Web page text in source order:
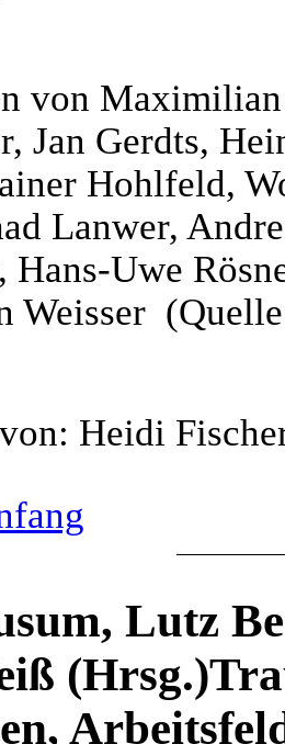
von
Jan Gerdts,
Hohlfeld,
Lanwer,
Hans-Uwe
Weisser
Heidi
Lutz